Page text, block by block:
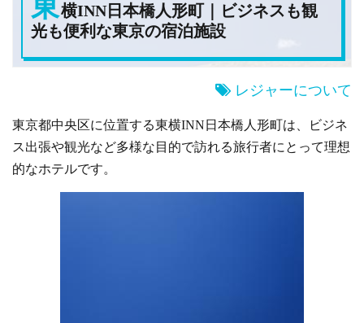
東横INN日本橋人形町｜ビジネスも観
光も便利な東京の宿泊施設
レジャーについて
東京都中央区に位置する東横INN日本橋人形町は、ビジネ
ス出張や観光など多様な目的で訪れる旅行者にとって理想
的なホテルです。